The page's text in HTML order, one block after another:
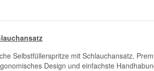
Selbstfüllerspritze mit Schlauchansatz.
Design und einfachste